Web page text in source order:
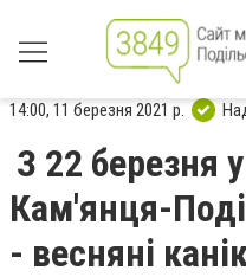
14:00, 11 березня 2021 р.
З 22 березня
Кам'янця-
- весняні